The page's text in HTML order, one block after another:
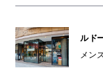
ル ド
メン